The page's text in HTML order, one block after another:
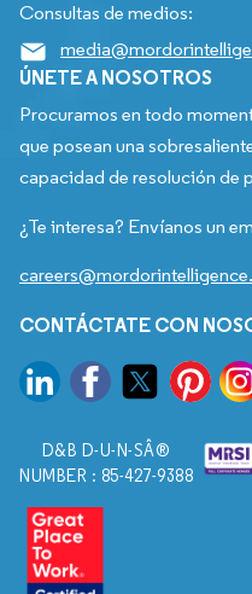
Consultas de medios:
ÚNETE A NOSOTROS
Procuramos en todo
que posean una
capacidad de resolución de
¿Te interesa? Envíanos un
CONTÁCTATE CON
D&B D-U-N-SÂ®
NUMBER : 85-427-9388